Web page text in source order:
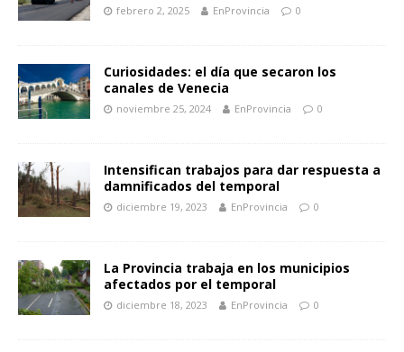
febrero 2, 2025 EnProvincia 0
Curiosidades: el día que secaron los
canales de Venecia
noviembre 25, 2024 EnProvincia 0
Intensifican trabajos para dar respuesta a
damnificados del temporal
diciembre 19, 2023 EnProvincia 0
La Provincia trabaja en los municipios
afectados por el temporal
diciembre 18, 2023 EnProvincia 0